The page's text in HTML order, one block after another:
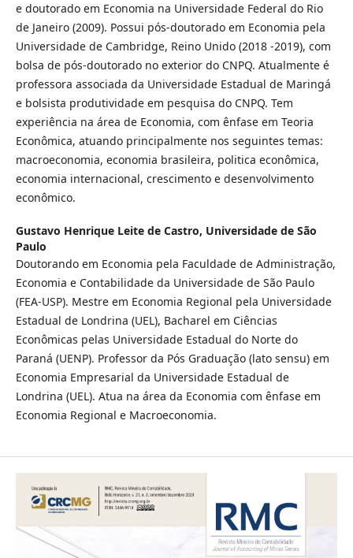
e doutorado em Economia na Universidade Federal do Rio
de Janeiro (2009). Possui pós-doutorado em Economia pela
Universidade de Cambridge, Reino Unido (2018 -2019), com
bolsa de pós-doutorado no exterior do CNPQ. Atualmente é
professora associada da Universidade Estadual de Maringá
e bolsista produtividade em pesquisa do CNPQ. Tem
experiência na área de Economia, com ênfase em Teoria
Econômica, atuando principalmente nos seguintes temas:
macroeconomia, economia brasileira, politica econômica,
economia internacional, crescimento e desenvolvimento
econômico.
Gustavo Henrique Leite de Castro, Universidade de São
Paulo
Doutorando em Economia pela Faculdade de Administração,
Economia e Contabilidade da Universidade de São Paulo
(FEA-USP). Mestre em Economia Regional pela Universidade
Estadual de Londrina (UEL), Bacharel em Ciências
Econômicas pelas Universidade Estadual do Norte do
Paraná (UENP). Professor da Pós Graduação (lato sensu) em
Economia Empresarial da Universidade Estadual de
Londrina (UEL). Atua na área da Economia com ênfase em
Economia Regional e Macroeconomia.